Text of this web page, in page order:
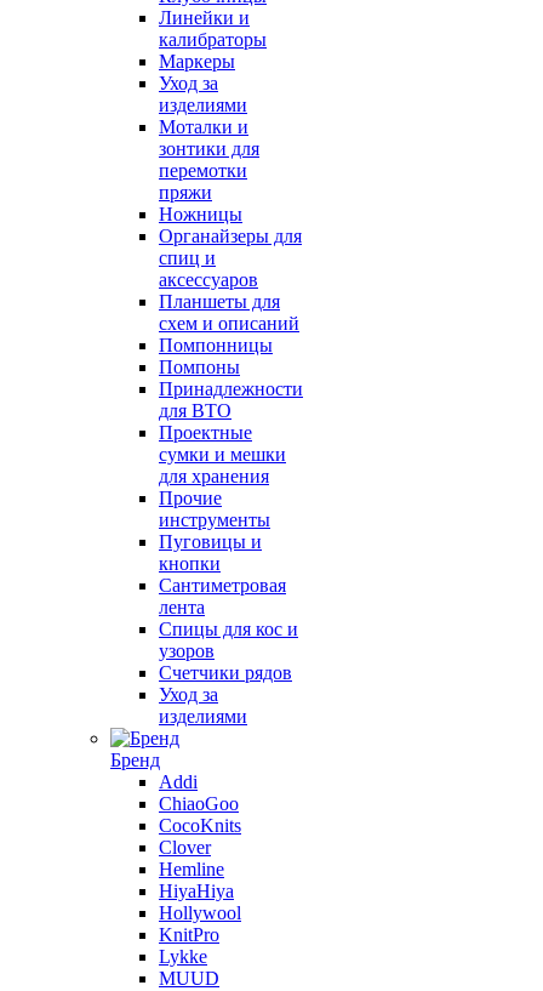
Линейки и
калибраторы
Маркеры
Уход за
изделиями
Моталки и
зонтики для
перемотки
пряжи
Ножницы
Органайзеры для
спиц и
аксессуаров
Планшеты для
схем и описаний
Помпонницы
Помпоны
Принадлежности
для ВТО
Проектные
сумки и мешки
для хранения
Прочие
инструменты
Пуговицы и
кнопки
Сантиметровая
лента
Спицы для кос и
узоров
Счетчики рядов
Уход за
изделиями
Бренд
Addi
ChiaoGoo
CocoKnits
Clover
Hemline
HiyaHiya
Hollywool
KnitPro
Lykke
MUUD